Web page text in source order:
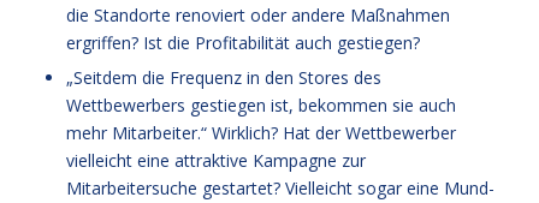
die Standorte renoviert oder andere Maßnahmen
ergriffen? Ist die Profitabilität auch gestiegen?
„Seitdem die Frequenz in den Stores des
Wettbewerbers gestiegen ist, bekommen sie auch
mehr Mitarbeiter.“ Wirklich? Hat der Wettbewerber
vielleicht eine attraktive Kampagne zur
Mitarbeitersuche gestartet? Vielleicht sogar eine Mund-